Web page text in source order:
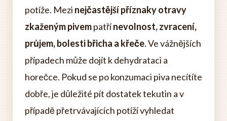
potíže. Mezi nejčastější příznaky otravy
zkaženým pivempatřínevolnost, zvracení,
průjem, bolesti břicha a křeče. Ve vážnějších
případech může dojít k dehydrataci a
horečce. Pokud se po konzumaci piva necítíte
dobře, je důležité pít dostatek tekutin a v
případě přetrvávajících potíží vyhledat